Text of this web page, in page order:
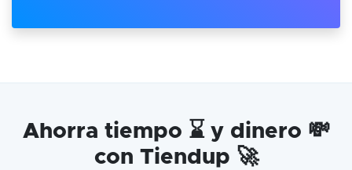
Ahorra tiempo ⌛ y dinero 💸
con Tiendup 🚀